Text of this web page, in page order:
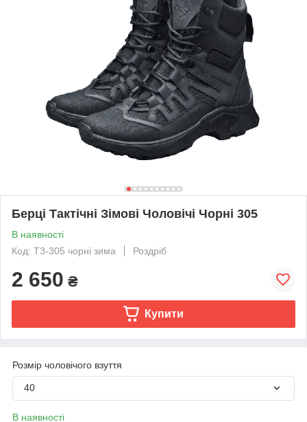
Берці Тактічні Зімові Чоловічі Чорні 305
В наявності
Код: Т3-305 чорні зима
Роздріб
2 650 ₴
Купити
Розмір чоловічого взуття
40
В наявності